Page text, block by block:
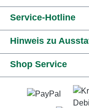
Service-Hotline
Hinweis zu
Shop Service